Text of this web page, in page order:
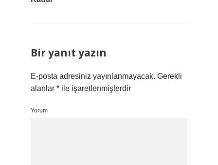
Bir yanıt yazın
E-posta adresiniz yayınlanmayacak. Gerekli
alanlar * ile işaretlenmişlerdir
Yorum